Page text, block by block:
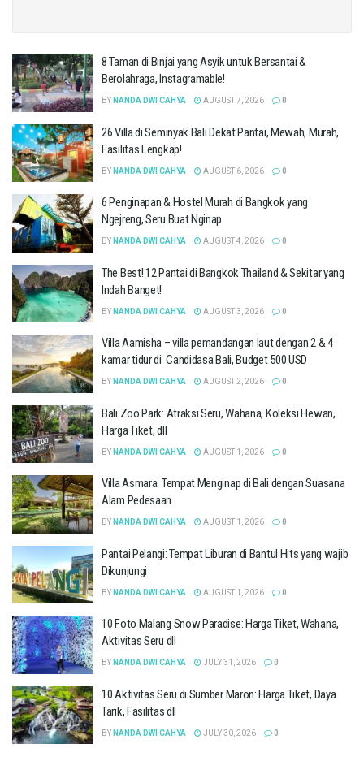
8 Taman di Binjai yang Asyik untuk Bersantai &
Berolahraga, Instagramable!
BY NANDA DWI CAHYA AUGUST 7, 2026 0
26 Villa di Seminyak Bali Dekat Pantai, Mewah, Murah,
Fasilitas Lengkap!
BY NANDA DWI CAHYA AUGUST 6, 2026 0
6 Penginapan & Hostel Murah di Bangkok yang
Ngejreng, Seru Buat Nginap
BY NANDA DWI CAHYA AUGUST 4, 2026 0
The Best! 12 Pantai di Bangkok Thailand & Sekitar yang
Indah Banget!
BY NANDA DWI CAHYA AUGUST 3, 2026 0
Villa Aamisha – villa pemandangan laut dengan 2 & 4
kamar tidur di Candidasa Bali, Budget 500 USD
BY NANDA DWI CAHYA AUGUST 2, 2026 0
Bali Zoo Park: Atraksi Seru, Wahana, Koleksi Hewan,
Harga Tiket, dll
BY NANDA DWI CAHYA AUGUST 1, 2026 0
Villa Asmara: Tempat Menginap di Bali dengan Suasana
Alam Pedesaan
BY NANDA DWI CAHYA AUGUST 1, 2026 0
Pantai Pelangi: Tempat Liburan di Bantul Hits yang wajib
Dikunjungi
BY NANDA DWI CAHYA AUGUST 1, 2026 0
10 Foto Malang Snow Paradise: Harga Tiket, Wahana,
Aktivitas Seru dll
BY NANDA DWI CAHYA JULY 31, 2026 0
10 Aktivitas Seru di Sumber Maron: Harga Tiket, Daya
Tarik, Fasilitas dll
BY NANDA DWI CAHYA JULY 30, 2026 0